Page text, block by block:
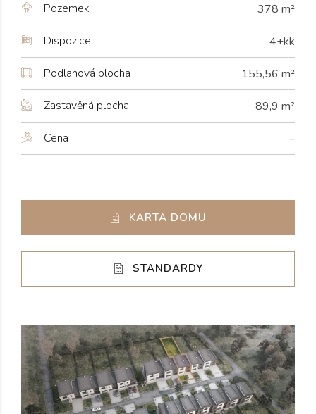
Pozemek 378 m²
Dispozice 4+kk
Podlahová plocha 155,56 m²
Zastavěná plocha 89,9 m²
Cena –
KARTA DOMU
STANDARDY